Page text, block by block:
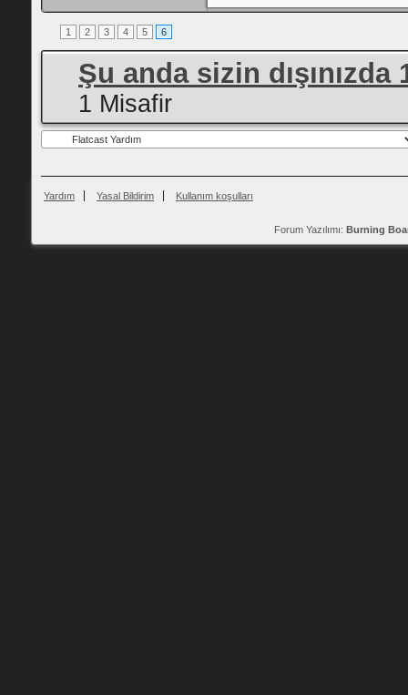
1 2 3 4 5 6
Şu anda sizin
1 Misafir
Yardım Yasal Bildirim Kullanım koşulları
Forum Yazılımı: Burning